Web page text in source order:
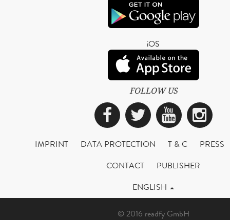
iOS
FOLLOW US
Facebook
Twitter
IMPRINT DATA PROTECTION T & C
PRESS
CONTACT
PUBLISHER
ENGLISH
© 2016 readfy GmbH